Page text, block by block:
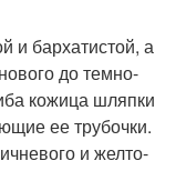
и бархатистой, а
до темно-
кожица шляпки
ее трубочки.
и желто-